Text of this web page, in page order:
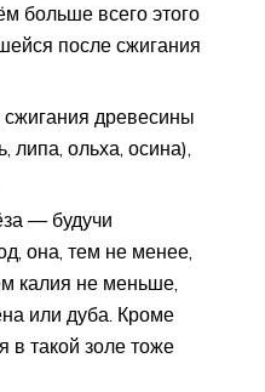
больше всего этого
после сжигания
сжигания древесины
липа, ольха, осина),
— будучи
она, тем не менее,
калия не меньше,
или дуба. Кроме
в такой золе тоже